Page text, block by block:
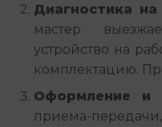
Диагностика на
мастер
устройство на
комплектацию.
Оформление и
приема-